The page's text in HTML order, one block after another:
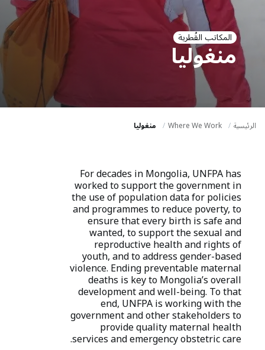
المكاتب القُطرية
منغوليا
الرئيسية Where We Work منغوليا
For decades in Mongolia, UNFPA has
worked to support the government in
the use of population data for policies
and programmes to reduce poverty, to
ensure that every birth is safe and
wanted, to support the sexual and
reproductive health and rights of
youth, and to address gender-based
violence. Ending preventable maternal
deaths is key to Mongolia’s overall
development and well-being. To that
end, UNFPA is working with the
government and other stakeholders to
provide quality maternal health
services and emergency obstetric care.